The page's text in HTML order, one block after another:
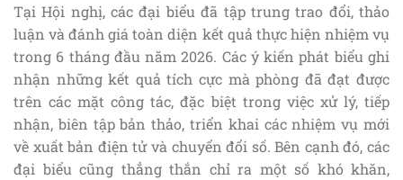
Tại Hội nghị, các đại biểu đã tập trung trao đổi, thảo
luận và đánh giá toàn diện kết quả thực hiện nhiệm vụ
trong 6 tháng đầu năm 2026. Các ý kiến phát biểu ghi
nhận những kết quả tích cực mà phòng đã đạt được
trên các mặt công tác, đặc biệt trong việc xử lý, tiếp
nhận, biên tập bản thảo, triển khai các nhiệm vụ mới
về xuất bản điện tử và chuyển đổi số. Bên cạnh đó, các
đại biểu cũng thẳng thắn chỉ ra một số khó khăn,